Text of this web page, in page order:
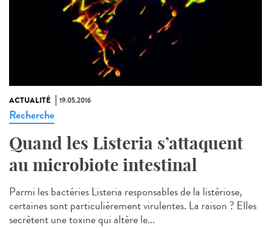
ACTUALITÉ 19.05.2016
Recherche
Quand les Listeria s’attaquent
au microbiote intestinal
Parmi les bactéries Listeria responsables de la listériose,
certaines sont particulièrement virulentes. La raison ? Elles
secrètent une toxine qui altère le...